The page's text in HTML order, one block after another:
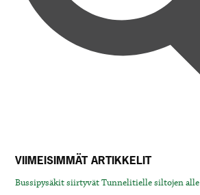
VIIMEISIMMÄT ARTIKKELIT
Bussipysäkit siirtyvät Tunnelitielle siltojen alle